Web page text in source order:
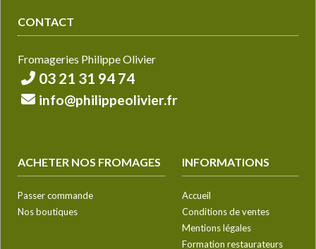
CONTACT
Fromageries Philippe Olivier
03 21 31 94 74
info@philippeolivier.fr
ACHETER NOS FROMAGES
Passer commande
Nos boutiques
INFORMATIONS
Accueil
Conditions de ventes
Mentions légales
Formation restaurateurs